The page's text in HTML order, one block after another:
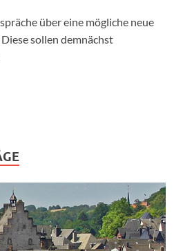
über eine mögliche neue
sollen demnächst